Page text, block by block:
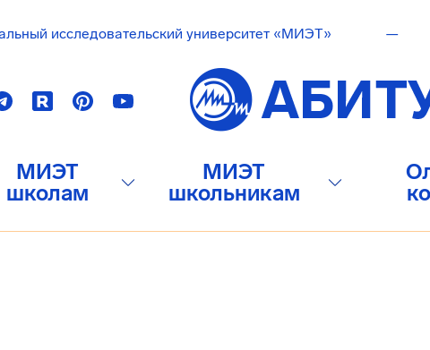
исследовательский университет «МИЭТ» —
МИЭТ
школам
МИЭТ
школьникам